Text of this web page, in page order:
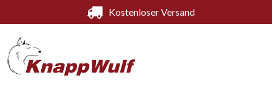
Kostenloser Versand